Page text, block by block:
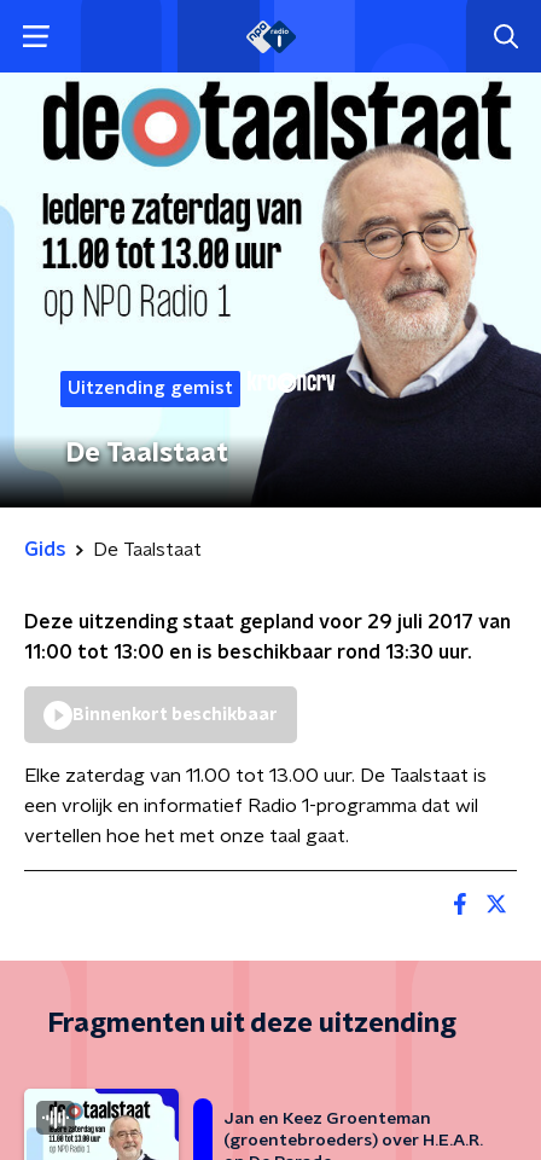
Uitzending gemist
De Taalstaat
Gids De Taalstaat
Deze uitzending staat gepland voor 29 juli 2017 van
11:00 tot 13:00 en is beschikbaar rond 13:30 uur.
Binnenkort beschikbaar
Elke zaterdag van 11.00 tot 13.00 uur. De Taalstaat is
een vrolijk en informatief Radio 1-programma dat wil
vertellen hoe het met onze taal gaat.
Fragmenten uit deze uitzending
Jan en Keez Groenteman
(groentebroeders) over H.E.A.R.